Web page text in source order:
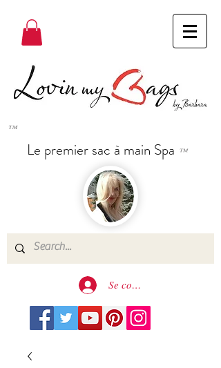
™
Le premier sac à main Spa ™
Se connecter